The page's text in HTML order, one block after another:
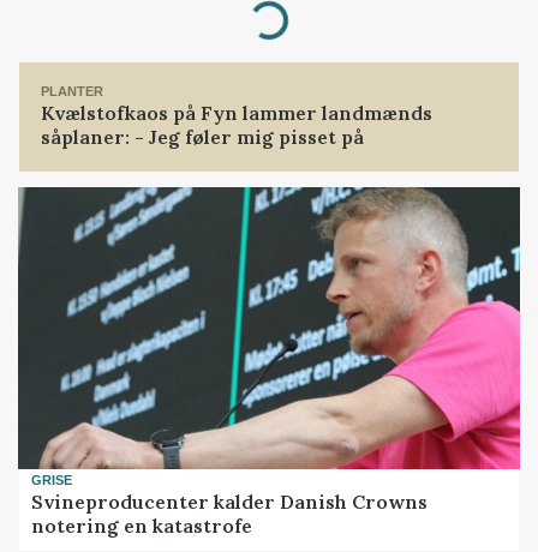
Loading...
PLANTER
Kvælstofkaos på Fyn lammer landmænds
såplaner: - Jeg føler mig pisset på
GRISE
Svineproducenter kalder Danish Crowns
notering en katastrofe